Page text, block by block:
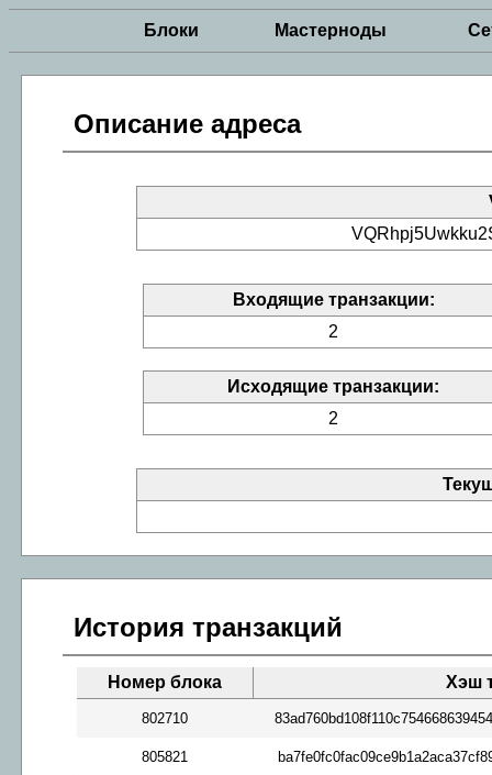
Блоки Мастерноды
Описание адреса
Входящие транзакции:
2
Исходящие транзакции:
2
История транзакций
Номер блока Хэш
802710
805821